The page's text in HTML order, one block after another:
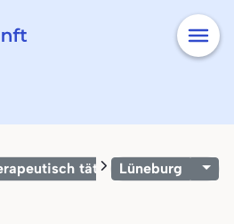
tätiger Arzt / tätige
Lüneburg